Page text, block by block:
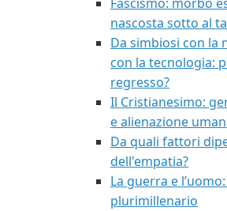
nascosta sotto al
Da simbiosi con la
con la tecnologia:
regresso?
Il Cristianesimo:
e alienazione
Da quali fattori
dell'empatia?
La guerra e
plurimillenario